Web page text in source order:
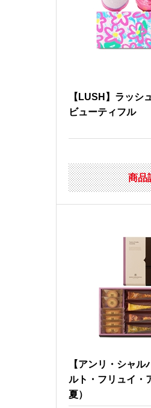
【LUSH】ラッ
ビューティフル
商品
【アンリ・シャ
ルト・フリュイ
夏）